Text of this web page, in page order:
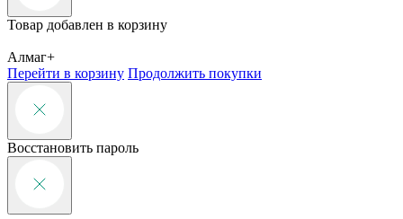
Товар добавлен в корзину
Алмаг+
Перейти в корзину Продолжить покупки
Восстановить пароль